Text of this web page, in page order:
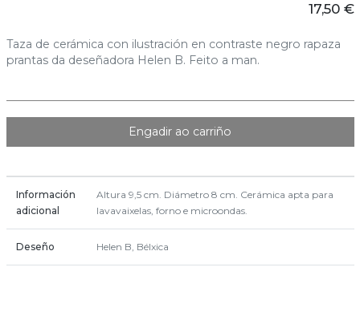
17,50 €
Taza de cerámica con ilustración en contraste negro rapaza
prantas da deseñadora Helen B. Feito a man.
Engadir ao carriño
Información
adicional
Altura 9,5 cm. Diámetro 8 cm. Cerámica apta para
lavavaixelas, forno e microondas.
Deseño Helen B, Bélxica